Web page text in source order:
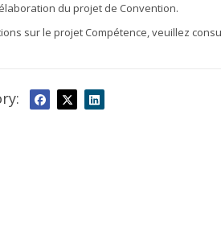
du projet de Convention.
sur le projet Compétence, veuillez